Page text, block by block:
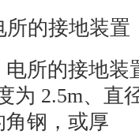
的接地装置
所的接地装
为 2.5m、直
角钢，或厚